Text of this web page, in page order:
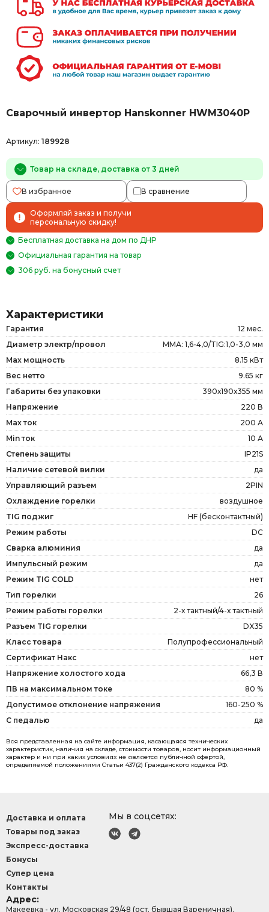
Сварочный инвертор Hanskonner HWM3040P
Артикул: 189928
Товар на складе, доставка от 3 дней
В избранное В сравнение
Оформляй заказ и получи
персональную скидку!
Бесплатная доставка на дом по ДНР
Официальная гарантия на товар
306 руб. на бонусный счет
Характеристики
Гарантия
12 мес.
Диаметр электр/провол
ММА: 1,6-4,0/TIG:1,0-3,0 мм
Max мощность
8.15 кВт
Вес нетто
9.65 кг
Габариты без упаковки
390х190х355 мм
Напряжение
220 В
Max ток
200 А
Min ток
10 А
Степень защиты
IP21S
Наличие сетевой вилки
да
Управляющий разъем
2PIN
Охлаждение горелки
воздушное
TIG поджиг
HF (бесконтактный)
Режим работы
DC
Сварка алюминия
да
Импульсный режим
да
Режим TIG COLD
нет
Тип горелки
26
Режим работы горелки
2-х тактный/4-х тактный
Разъем TIG горелки
DX35
Класс товара
Полупрофессиональный
Сертификат Накс
нет
Напряжение холостого хода
66,3 В
ПВ на максимальном токе
80 %
Допустимое отклонение напряжения
160-250 %
С педалью
да
Вся представленная на сайте информация, касающаяся технических
характеристик, наличия на складе, стоимости товаров, носит информационный
характер и ни при каких условиях не является публичной офертой,
определяемой положениями Статьи 437(2) Гражданского кодекса РФ.
Мы в соцсетях:
Доставка и оплата
Товары под заказ
Экспресс-доставка
Бонусы
Супер цена
Контакты
Адрес:
Макеевка - ул. Московская 29/48 (ост. бывшая Вареничная).